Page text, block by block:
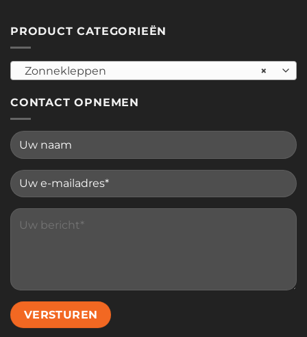
PRODUCT CATEGORIEËN
×
Zonnekleppen
CONTACT OPNEMEN
Please leave this field empty.